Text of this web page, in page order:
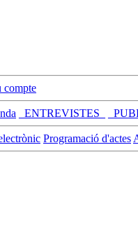
compte
_ENTREVISTES_
Programació d'actes